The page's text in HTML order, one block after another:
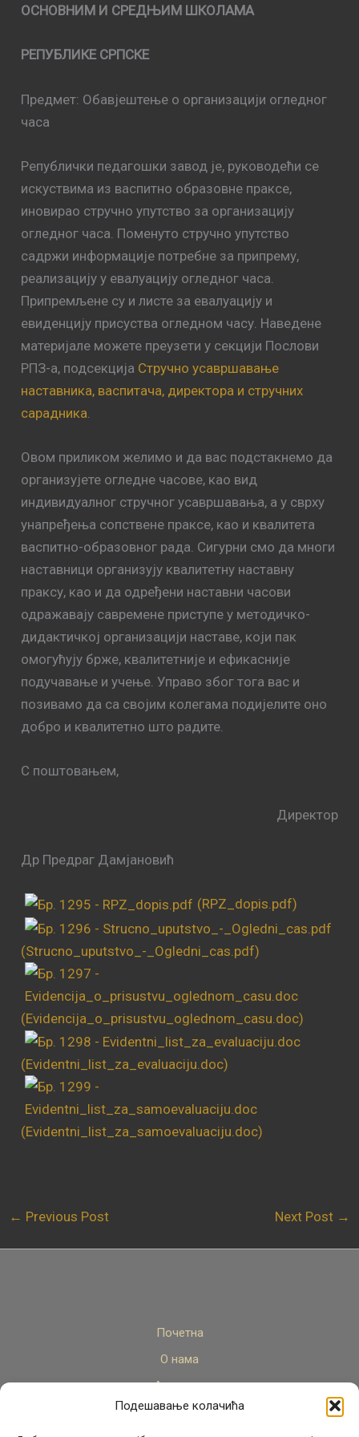
Подешавање колачића
ОСНОВНИМ И СРЕДЊИМ ШКОЛАМА
РЕПУБЛИКЕ СРПСКЕ
Предмет: Обавјештење о организацији огледног
часа
Републички педагошки завод је, руководећи се
искуствима из васпитно образовне праксе,
иновирао стручно упутство за организацију
огледног часа. Поменуто стручно упутство
садржи информације потребне за припрему,
реализацију у евалуацију огледног часа.
Припремљене су и листе за евалуацију и
евиденцију присуства огледном часу. Наведене
материјале можете преузети у секцији Послови
РПЗ-а, подсекција Стручно усавршавање
наставника, васпитача, директора и стручних
сарадника
Овом приликом желимо и да вас подстакнемо да
организујете огледне часове, као вид
индивидуалног стручног усавршавања, а у сврху
унапређења сопствене праксе, као и квалитета
васпитно-образовног рада. Сигурни смо да многи
наставници организују квалитетну наставну
праксу, као и да одређени наставни часови
одражавају савремене приступе у методичко-
дидактичкој организацији наставе, који пак
омогућују брже, квалитетније и ефикасније
подучавање и учење. Управо због тога вас и
позивамо да са својим колегама подијелите оно
добро и квалитетно што радите.
С поштовањем,
Директор
Др Предраг Дамјановић
(RPZ_dopis.pdf)
(Strucno_uputstvo_-_Ogledni_cas.pdf)
(Evidencija_o_prisustvu_oglednom_casu.doc)
(Evidentni_list_za_evaluaciju.doc)
(Evidentni_list_za_samoevaluaciju.doc)
← Previous Post Next Post →
Почетна
О нама
Актуелно
Стручни кадар